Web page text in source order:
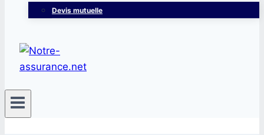
Devis mutuelle